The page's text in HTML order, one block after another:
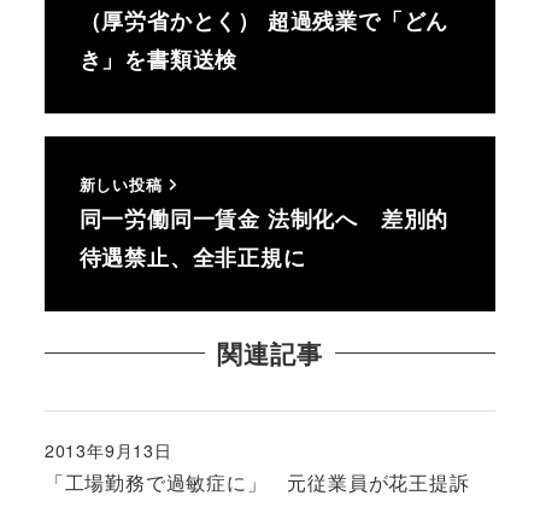
（厚労省かとく） 超過残業で「どん
き」を書類送検
新しい投稿
同一労働同一賃金 法制化へ 差別的
待遇禁止、全非正規に
関連記事
「工場勤務で過敏症に」 元従業員が花王提訴
投稿日
2013年9月13日